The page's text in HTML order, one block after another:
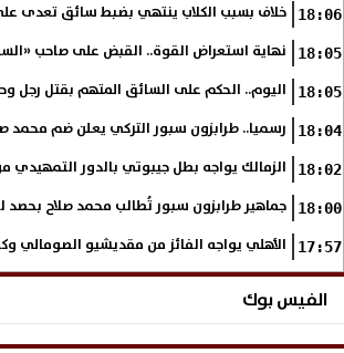
18:06 خلاف بسبب الكلاب ينتهي بضبط سائق تعدى
18:05 نهاية استعراض القوة.. القبض على صاحب
18:05 اليوم.. الحكم على السائق المتهم بقتل رجل وحفيدته
18:04 رسميا.. طرابزون سبور التركي يعلن ضم محمد
18:02 الزمالك يواجه بطل جيبوتي بالدور التمهيدي
18:00 جماهير طرابزون سبور تُطالب محمد صلاح بحصد
17:57 الأهلي يواجه الفائز من مقديشيو الصومالي
الفيس بوك